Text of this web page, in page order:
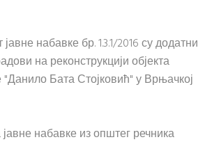
набавке бр. 1.3.1/2016 су додатни
на реконструкцији објекта
Бата Стојковић" у Врњачкој
набавке из општег речника